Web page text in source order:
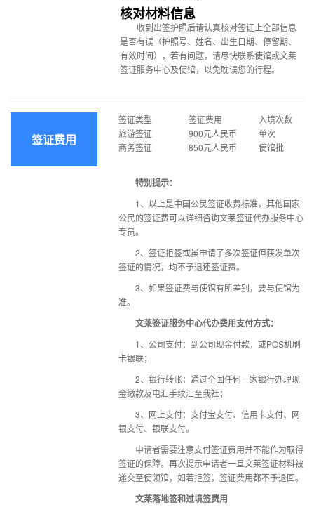
核对材料信息
收到出签护照后请认真核对签证上全部信息
是否有误（护照号、姓名、出生日期、停留期、
有效时间），若有问题，请尽快联系使馆或文莱
签证服务中心及使馆，以免耽误您的行程。
签证费用
签证类型 签证费用
入境次数
旅游签证
900元人民币
单次
商务签证
850元人民币 使馆批
特别提示：
1、以上是中国公民签证收费标准，其他国家
公民的签证费可以详细咨询文莱签证代办服务中心
专员。
2、签证拒签或虽申请了多次签证但获发单次
签证的情况，均不予退还签证费。
3、如果签证费与使馆有所差别，要与使馆为
准。
文莱签证服务中心代办费用支付方式：
1、公司支付：到公司现金付款，或POS机刷
卡银联；
2、银行转账：通过全国任何一家银行办理现
金缴款及电汇手续汇至我社；
3、网上支付：支付宝支付、信用卡支付、网
银支付、银联支付。
申请者需要注意支付签证费用并不能作为取得
签证的保障。再次提示申请者一旦文莱签证材料被
递交至使领馆，如若拒签，签证费用都不予退回。
文莱落地签和过境签费用